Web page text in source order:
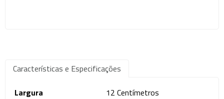
Características e Especificações
Largura
12 Centímetros